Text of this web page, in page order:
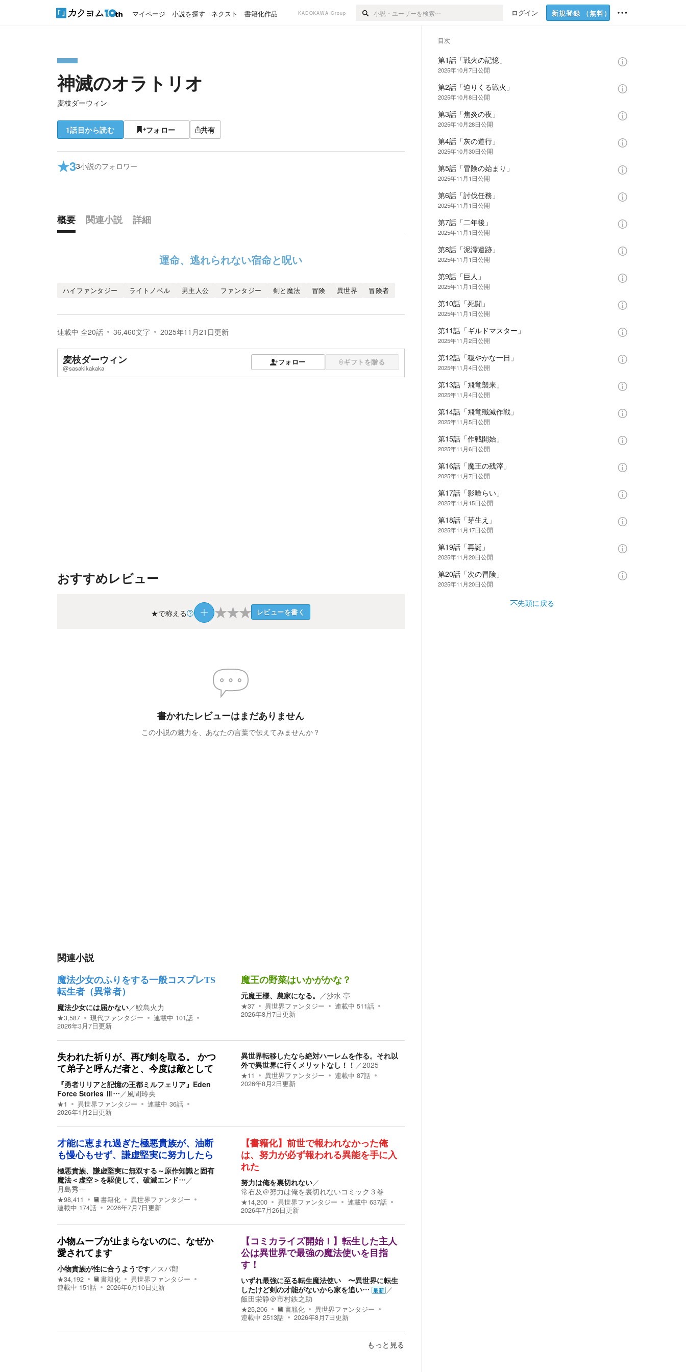
マイページ 小説を探す ネクスト 書籍化作品 KADOKAWA Group ログイン 新規登録 （無料）
神滅のオラトリオ
麦枝ダーウィン
1話目から読む フォロー 共有
★33小説のフォロワー
概要 関連小説
詳細
運命、逃れられない宿命と呪い
ハイファンタジー ライトノベル 男主人公 ファンタジー 剣と魔法 冒険 異世界 冒険者
連載中 全20話 36,460文字 2025年11月21日更新
麦枝ダーウィン
@sasakikakaka
フォロー ギフトを贈る
おすすめレビュー
★で称える ★★★ レビューを書く
書かれたレビューはまだありません
この小説の魅力を、あなたの言葉で伝えてみませんか？
関連小説
魔法少女のふりをする一般コスプレTS
転生者（異常者）
魔法少女には届かない／鮫島火力
★3,587 現代ファンタジー 連載中 101話
2026年3月7日更新
魔王の野菜はいかがかな？
元魔王様、農家になる。 ／沙水 亭
★37 異世界ファンタジー 連載中 511話
2026年8月7日更新
失われた祈りが、再び剣を取る。 かつ
て弟子と呼んだ者と、今度は敵として
『勇者リリアと記憶の王都ミルフェリア』Eden
Force Stories Ⅲ…／風間玲央
★1 異世界ファンタジー 連載中 36話
2026年1月2日更新
異世界転移したなら絶対ハーレムを作る。それ以
外で異世界に行くメリットなし！！ ／2025
★11 異世界ファンタジー 連載中 87話
2026年8月2日更新
才能に恵まれ過ぎた極悪貴族が、油断
も慢心もせず、謙虚堅実に努力したら
極悪貴族、謙虚堅実に無双する～原作知識と固有
魔法＜虚空＞を駆使して、破滅エンド…／
月島秀一
★98,411 書籍化
異世界ファンタジー
連載中 174話 2026年7月7日更新
【書籍化】前世で報われなかった俺
は、努力が必ず報われる異能を手に入
れた
努力は俺を裏切れない／
常石及＠努力は俺を裏切れないコミック３巻
★14,200 異世界ファンタジー 連載中 637話
2026年7月26日更新
小物ムーブが止まらないのに、なぜか
愛されてます
小物貴族が性に合うようです／スパ郎
★34,192 書籍化
異世界ファンタジー
連載中 151話 2026年6月10日更新
【コミカライズ開始！】転生した主人
公は異世界で最強の魔法使いを目指
す！
いずれ最強に至る転生魔法使い 〜異世界に転生
したけど剣の才能がないから家を追い… 最新 ／
飯田栄静＠市村鉄之助
★25,206 書籍化
異世界ファンタジー
連載中 2513話 2026年8月7日更新
もっと見る
目次
第1話「戦火の記憶」
2025年10月7日公開
第2話「迫りくる戦火」
2025年10月8日公開
第3話「焦炎の夜」
2025年10月28日公開
第4話「灰の道行」
2025年10月30日公開
第5話「冒険の始まり」
2025年11月1日公開
第6話「討伐任務」
2025年11月1日公開
第7話「二年後」
2025年11月1日公開
第8話「泥濘遺跡」
2025年11月1日公開
第9話「巨人」
2025年11月1日公開
第10話「死闘」
2025年11月1日公開
第11話「ギルドマスター」
2025年11月2日公開
第12話「穏やかな一日」
2025年11月4日公開
第13話「飛竜襲来」
2025年11月4日公開
第14話「飛竜殲滅作戦」
2025年11月5日公開
第15話「作戦開始」
2025年11月6日公開
第16話「魔王の残滓」
2025年11月7日公開
第17話「影喰らい」
2025年11月15日公開
第18話「芽生え」
2025年11月17日公開
第19話「再誕」
2025年11月20日公開
第20話「次の冒険」
2025年11月20日公開
先頭に戻る